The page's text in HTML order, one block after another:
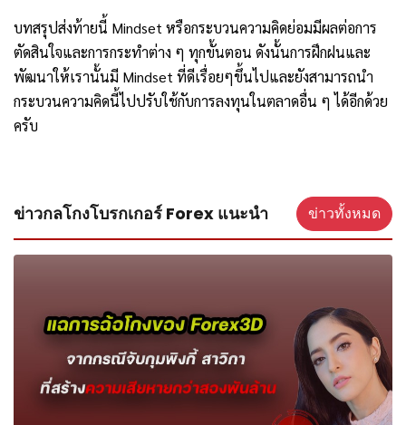
บทสรุปส่งท้ายนี้ Mindset หรือกระบวนความคิดย่อมมีผลต่อการ
ตัดสินใจและการกระทำต่าง ๆ ทุกขั้นตอน ดังนั้นการฝึกฝนและ
พัฒนาให้เรานั้นมี Mindset ที่ดีเรื่อยๆขึ้นไปและยังสามารถนำ
กระบวนความคิดนี้ไปปรับใช้กับการลงทุนในตลาดอื่น ๆ ได้อีกด้วย
ครับ
ข่าวกลโกงโบรกเกอร์ Forex แนะนำ ข่าวทั้งหมด